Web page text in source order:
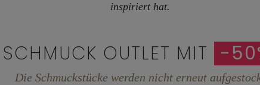
inspiriert hat.
SCHMUCK OUTLET MIT -
Die Schmuckstücke werden nicht erneut